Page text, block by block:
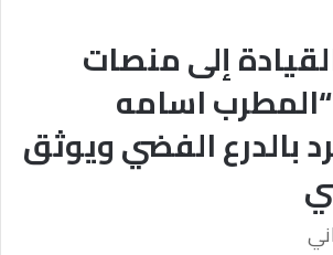
إلى منصات
“المطرب اسامه
بالدرع الفضي ويوثق